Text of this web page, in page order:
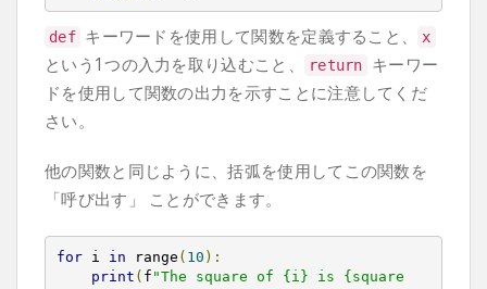
def キーワードを使用して関数を定義すること、 x
という1つの入力を取り込むこと、 return
キーワー
ドを使用して関数の出力を示すことに注意してくだ
さい。
他の関数と同じように、括弧を使用してこの関数を
「呼び出す」 ことができます。
for i in range ( 10 ):
print ( f "The square of {i} is {square